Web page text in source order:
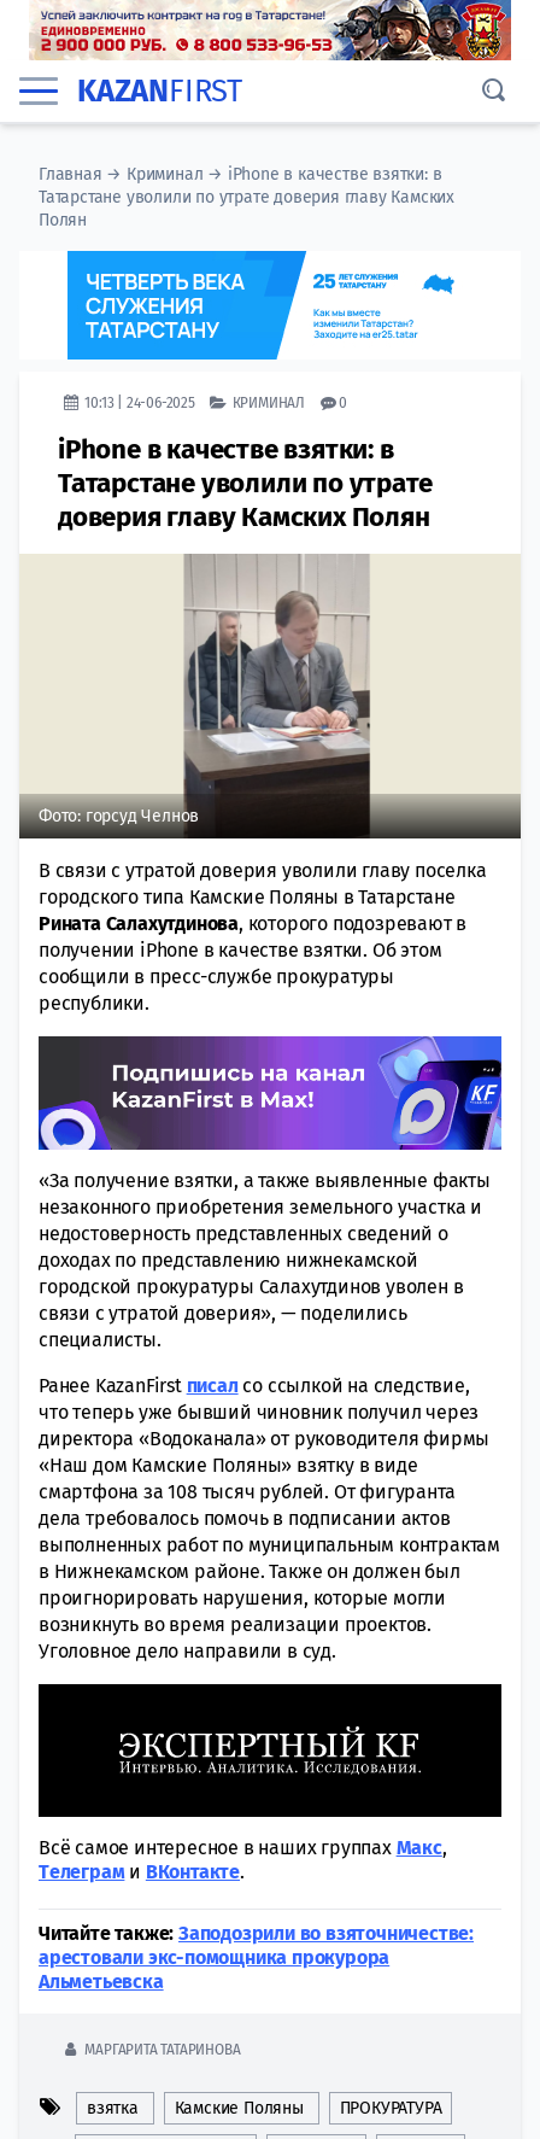
KAZANFIRST
Главная → Криминал → iPhone в качестве взятки: в
Татарстане уволили по утрате доверия главу Камских
Полян
10:13 | 24-06-2025 КРИМИНАЛ 0
iPhone в качестве взятки: в
Татарстане уволили по утрате
доверия главу Камских Полян
Фото: горсуд Челнов
В связи с утратой доверия уволили главу поселка
городского типа Камские Поляны в Татарстане
Рината Салахутдинова, которого подозревают в
получении iPhone в качестве взятки. Об этом
сообщили в пресс-службе прокуратуры
республики.
«За получение взятки, а также выявленные факты
незаконного приобретения земельного участка и
недостоверность представленных сведений о
доходах по представлению нижнекамской
городской прокуратуры Салахутдинов уволен в
связи с утратой доверия», — поделились
специалисты.
Ранее KazanFirst писалсо ссылкой на следствие,
что теперь уже бывший чиновник получил через
директора «Водоканала» от руководителя фирмы
«Наш дом Камские Поляны» взятку в виде
смартфона за 108 тысяч рублей. От фигуранта
дела требовалось помочь в подписании актов
выполненных работ по муниципальным контрактам
в Нижнекамском районе. Также он должен был
проигнорировать нарушения, которые могли
возникнуть во время реализации проектов.
Уголовное дело направили в суд.
Всё самое интересное в наших группах Макс,
Tелеграми ВКонтакте.
Читайте также: Заподозрили во взяточничестве:
арестовали экс-помощника прокурора
Альметьевска
МАРГАРИТА ТАТАРИНОВА
взятка Камские Поляны ПРОКУРАТУРА